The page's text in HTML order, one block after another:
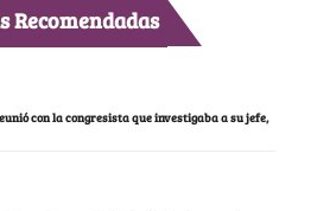
Recomendadas
con la congresista que investigaba a su jefe,